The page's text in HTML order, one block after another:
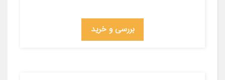
بررسی و خرید